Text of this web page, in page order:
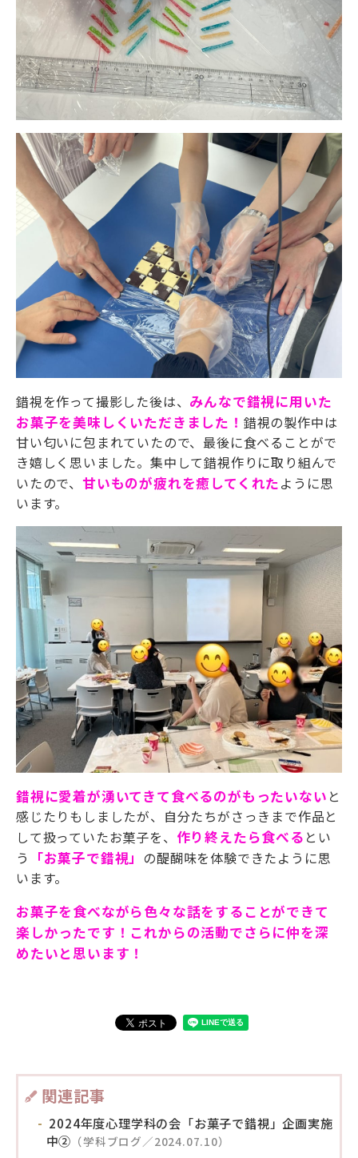
錯視を作って撮影した後は、 みんなで錯視に用いた
お菓子を美味しくいただきました！ 錯視の製作中は
甘い匂いに包まれていたので、最後に食べることがで
き嬉しく思いました。集中して錯視作りに取り組んで
いたので、 甘いものが疲れを癒してくれたように思
います。
錯視に愛着が湧いてきて食べるのがもったいない と
感じたりもしましたが、自分たちがさっきまで作品と
して扱っていたお菓子を、 作り終えたら食べる とい
う
「お菓子で錯視」 の醍醐味を体験できたように思
います。
お菓子を食べながら色々な話をすることができて
楽しかったです！これからの活動でさらに仲を深
めたいと思います！
関連記事
2024年度心理学科の会「お菓子で錯視」企画実施
中② （学科ブログ／2024.07.10）